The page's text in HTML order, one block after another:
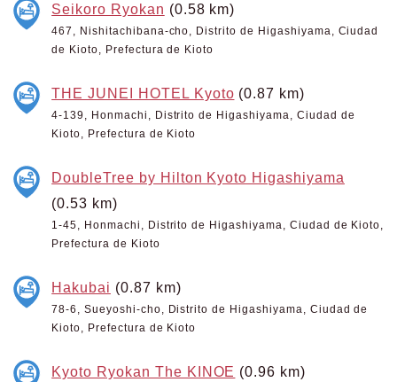
Seikoro Ryokan (0.58 km)
467, Nishitachibana-cho, Distrito de Higashiyama, Ciudad
de Kioto, Prefectura de Kioto
THE JUNEI HOTEL Kyoto (0.87 km)
4-139, Honmachi, Distrito de Higashiyama, Ciudad de
Kioto, Prefectura de Kioto
DoubleTree by Hilton Kyoto Higashiyama
(0.53 km)
1-45, Honmachi, Distrito de Higashiyama, Ciudad de Kioto,
Prefectura de Kioto
Hakubai (0.87 km)
78-6, Sueyoshi-cho, Distrito de Higashiyama, Ciudad de
Kioto, Prefectura de Kioto
Kyoto Ryokan The KINOE (0.96 km)